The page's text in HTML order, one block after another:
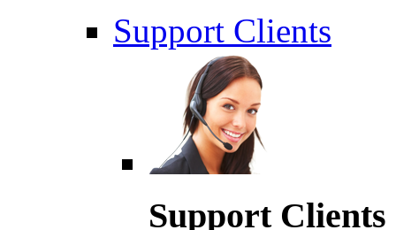
Support Clients
Support Clients